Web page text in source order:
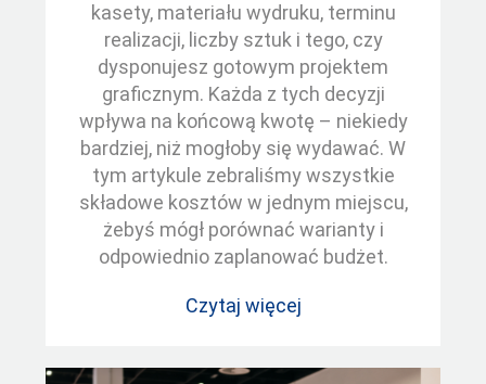
kasety, materiału wydruku, terminu
realizacji, liczby sztuk i tego, czy
dysponujesz gotowym projektem
graficznym. Każda z tych decyzji
wpływa na końcową kwotę – niekiedy
bardziej, niż mogłoby się wydawać. W
tym artykule zebraliśmy wszystkie
składowe kosztów w jednym miejscu,
żebyś mógł porównać warianty i
odpowiednio zaplanować budżet.
Czytaj więcej